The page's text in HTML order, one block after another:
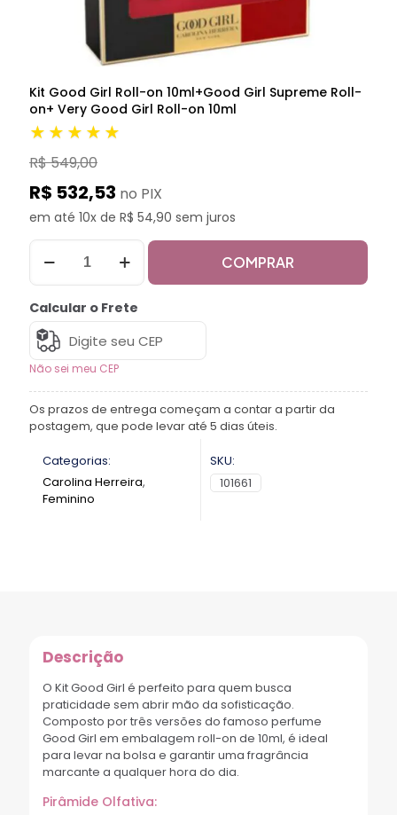
Kit Good Girl Roll-on 10ml+Good Girl Supreme Roll-
on+ Very Good Girl Roll-on 10ml
★★★★★
R$ 549,00
R$ 532,53 no PIX
em até 10x de R$ 54,90 sem juros
COMPRAR
Calcular o Frete
Não sei meu CEP
Os prazos de entrega começam a contar a partir da
postagem, que pode levar até 5 dias úteis.
Categorias:
Carolina Herreira,
Feminino
SKU:
101661
Descrição
O Kit Good Girl é perfeito para quem busca
praticidade sem abrir mão da sofisticação.
Composto por três versões do famoso perfume
Good Girl em embalagem roll-on de 10ml, é ideal
para levar na bolsa e garantir uma fragrância
marcante a qualquer hora do dia.
Pirâmide Olfativa: